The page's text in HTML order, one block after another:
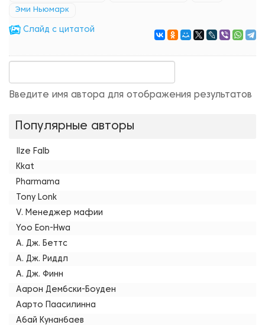
Эми Ньюмарк
Cлайд с цитатой
Введите имя автора для отображения результатов
Популярные авторы
Ilze Falb
Kkat
Pharmama
Tony Lonk
V. Менеджер мафии
Yoo Eon-Hwa
А. Дж. Беттс
А. Дж. Риддл
А. Дж. Финн
Аарон Дембски-Боуден
Аарто Паасилинна
Абай Кунанбаев